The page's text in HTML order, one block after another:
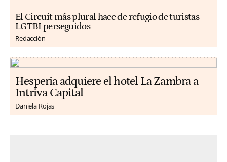
El Circuit más plural hace de refugio de turistas
LGTBI perseguidos
Redacción
Hesperia adquiere el hotel La Zambra a
Intriva Capital
Daniela Rojas